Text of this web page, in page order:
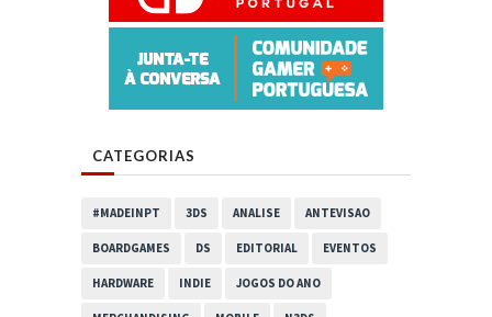
CATEGORIAS
#MADEINPT 3DS ANALISE ANTEVISAO
BOARDGAMES DS EDITORIAL EVENTOS
HARDWARE INDIE JOGOS DO ANO